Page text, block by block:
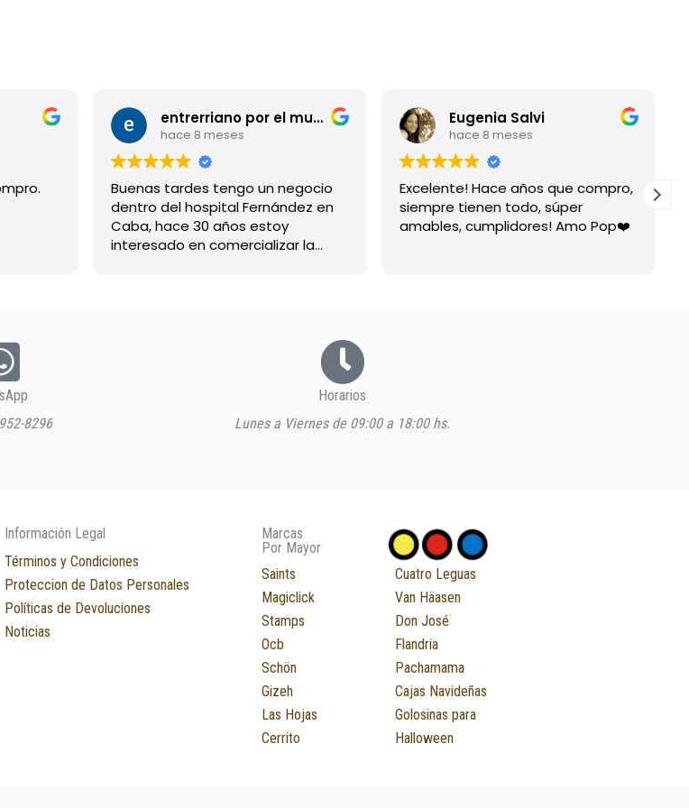
entrerriano por el mundo
hace 8 meses
Buenas tardes tengo un negocio
dentro del hospital Fernández en
Caba, hace 30 años estoy
interesado en comercializar la
Eugenia Salvi
hace 8 meses
Excelente! Hace años que compro,
siempre tienen todo, súper
amables, cumplidores! Amo Pop❤️
8296
Horarios
Lunes a Viernes de 09:00 a 18:00 hs.
Información Legal
Términos y Condiciones
Proteccion de Datos Personales
Políticas de Devoluciones
Noticias
Marcas
Por Mayor
Saints
Magiclick
Stamps
Ocb
Schön
Gizeh
Las Hojas
Cerrito
Cuatro Leguas
Van Häasen
Don José
Flandria
Pachamama
Cajas Navideñas
Golosinas para
Halloween